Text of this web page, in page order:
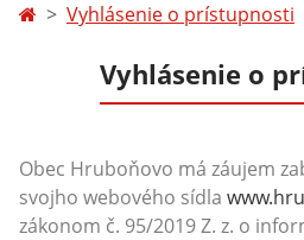
Vyhlásenie o prístupnosti
Vyhlásenie o
Obec Hruboňovo má záujem
svojho webového sídla
zákonom č. 95/2019 Z. z. o